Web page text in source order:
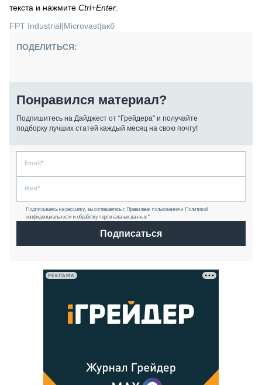
текста и нажмите Ctrl+Enter
FPT Industrial|Microvast|акб
ПОДЕЛИТЬСЯ:
Понравился материал?
Подпишитесь на Дайджест от “Грейдера” и получайте
подборку лучших статей каждый месяц на свою почту!
Подписываясь на рассылку, вы соглашаетесь с Правилами пользования и Политикой
конфиденциальности и обработку персональных данных *
Подписаться
РЕКЛАМА